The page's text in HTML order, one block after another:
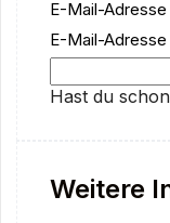
E-Mail-Adresse
E-Mail-
Hast du
Weitere